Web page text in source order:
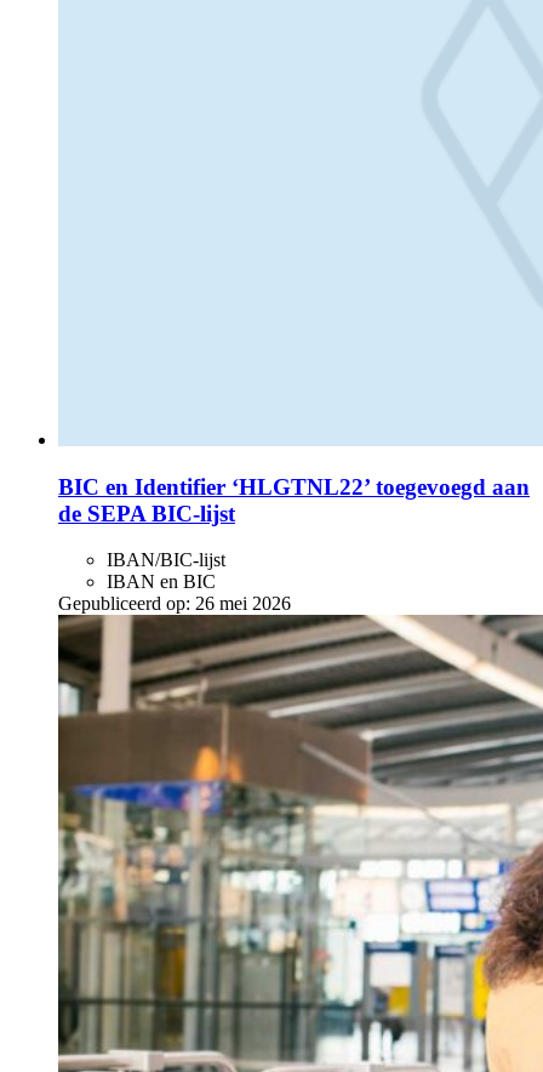
BIC en Identifier ‘HLGTNL22’ toegevoegd aan
de SEPA BIC-lijst
IBAN/BIC-lijst
IBAN en BIC
Gepubliceerd op: 26 mei 2026